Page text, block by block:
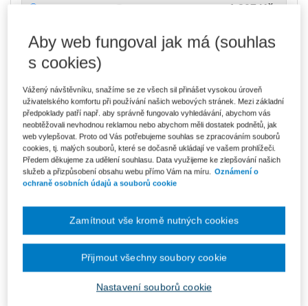
1 207 Kč
Upozorňujeme, že v období od 1.8. do 21.8. z technických
důvodů nemůžeme vystavovat daňové doklady. Budou vám
ks Vložit do košíku
Ceny jsou včetně DPH
Ke stažení
Zakon_o_verejnem_zdravotnim_pojisteni_Komentar_OBSAH
Vydavatel Wolters Kluwer
Jakub Král
Filip Křepelka
Stránský
Aby web fungoval jak má (souhlas
s cookies)
Vážený návštěvníku, snažíme se ze všech sil přinášet vysokou úroveň
uživatelského komfortu při používání našich webových stránek. Mezi základní
předpoklady patří např. aby správně fungovalo vyhledávání, abychom vás
neobtěžovali nevhodnou reklamou nebo abychom měli dostatek podnětů, jak
web vylepšovat. Proto od Vás potřebujeme souhlas se zpracováním souborů
cookies, tj. malých souborů, které se dočasně ukládají ve vašem prohlížeči.
Předem děkujeme za udělení souhlasu. Data využijeme ke zlepšování našich
služeb a přizpůsobení obsahu webu přímo Vám na míru.
Oznámení o
ochraně osobních údajů a souborů cookie
Nastavení souborů cookie
Zamítnout vše kromě nutných cookies
Přijmout všechny soubory cookie